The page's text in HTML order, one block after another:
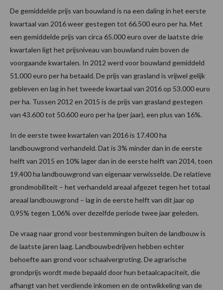
De gemiddelde prijs van bouwland is na een daling in het eerste
kwartaal van 2016 weer gestegen tot 66.500 euro per ha. Met
een gemiddelde prijs van circa 65.000 euro over de laatste drie
kwartalen ligt het prijsniveau van bouwland ruim boven de
voorgaande kwartalen. In 2012 werd voor bouwland gemiddeld
51.000 euro per ha betaald. De prijs van grasland is vrijwel gelijk
gebleven en lag in het tweede kwartaal van 2016 op 53.000 euro
per ha. Tussen 2012 en 2015 is de prijs van grasland gestegen
van 43.600 tot 50.600 euro per ha (per jaar), een plus van 16%.
In de eerste twee kwartalen van 2016 is 17.400 ha
landbouwgrond verhandeld. Dat is 3% minder dan in de eerste
helft van 2015 en 10% lager dan in de eerste helft van 2014, toen
19.400 ha landbouwgrond van eigenaar verwisselde. De relatieve
grondmobiliteit – het verhandeld areaal afgezet tegen het totaal
areaal landbouwgrond – lag in de eerste helft van dit jaar op
0,95% tegen 1,06% over dezelfde periode twee jaar geleden.
De vraag naar grond voor bestemmingen buiten de landbouw is
de laatste jaren laag. Landbouwbedrijven hebben echter
behoefte aan grond voor schaalvergroting. De agrarische
grondprijs wordt mede bepaald door hun betaalcapaciteit, die
afhangt van het verdiende inkomen en de ontwikkeling van de